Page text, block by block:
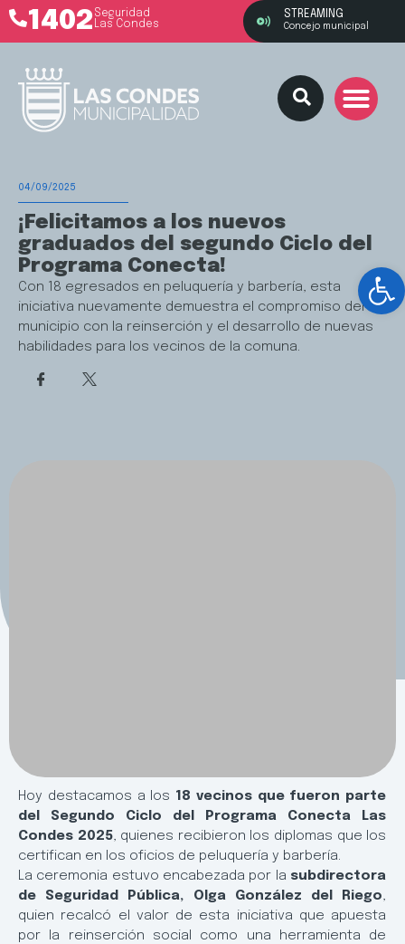
1402 Seguridad
Las Condes
STREAMING
Concejo municipal
04/09/2025
¡Felicitamos a los nuevos
graduados del segundo Ciclo del
Programa Conecta!
Con 18 egresados en peluquería y barbería, esta
iniciativa nuevamente demuestra el compromiso del
municipio con la reinserción y el desarrollo de nuevas
habilidades para los vecinos de la comuna.
Hoy destacamos a los 18 vecinos que fueron parte
del Segundo Ciclo del Programa Conecta Las
Condes 2025, quienes recibieron los diplomas que los
certifican en los oficios de peluquería y barbería.
La ceremonia estuvo encabezada por la subdirectora
de Seguridad Pública, Olga González del Riego,
quien recalcó el valor de esta iniciativa que apuesta
por la reinserción social como una herramienta de